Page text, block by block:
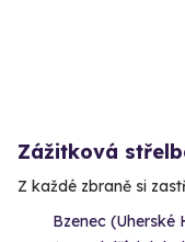
Zážitková
Z každé zbraně si
Bzenec (Uherské